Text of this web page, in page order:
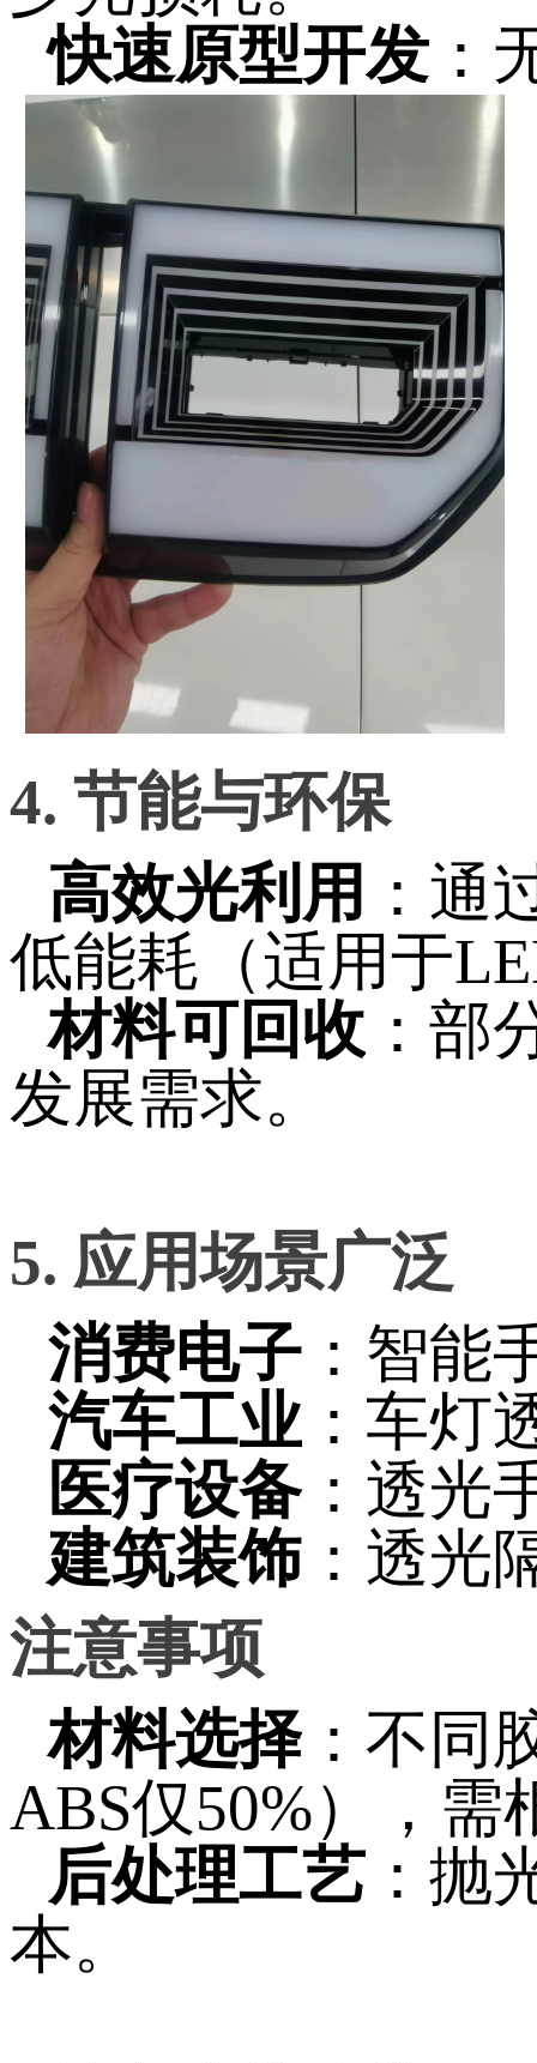
快速原型开发 ：
4. 节能与环保
高效光利用 ：通
低能耗（适用于
材料可回收 ：部
发展需求。
5. 应用场景广泛
消费电子 ：智能
汽车工业 ：车灯
医疗设备 ：透光
建筑装饰 ：透光
注意事项
材料选择 ：不同
ABS仅50%），需
后处理工艺 ：抛
本。